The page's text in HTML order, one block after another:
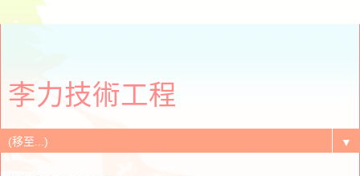
李力技術工程
▼